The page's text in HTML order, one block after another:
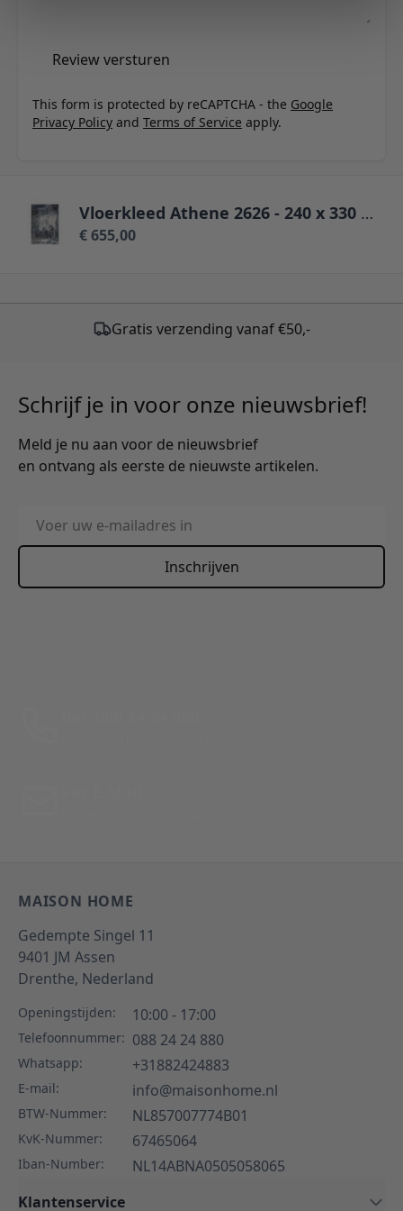
Review versturen
This form is protected by reCAPTCHA - the Google
Privacy Policy and Terms of Service apply.
Vloerkleed Athene 2626 - 240 x 330 cm
€ 655,00
Gratis verzending vanaf €50,-
Schrijf je in voor onze nieuwsbrief!
Meld je nu aan voor de nieuwsbrief
en ontvang als eerste de nieuwste artikelen.
E-mailadres
Inschrijven
MAISON HOME
Gedempte Singel 11
9401 JM Assen
Drenthe, Nederland
Openingstijden: 10:00 - 17:00
Telefoonnummer: 088 24 24 880
Whatsapp: +31882424883
E-mail: info@maisonhome.nl
BTW-Nummer: NL857007774B01
KvK-Nummer: 67465064
Iban-Number:
NL14ABNA0505058065
Klantenservice